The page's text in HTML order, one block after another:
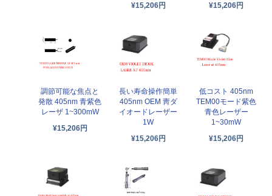
¥15,206円
¥15,206円
調節可能な焦点と
発散 405nm 青紫色
レーザ 1~300mW
¥15,206円
長い寿命操作簡単
405nm OEM 靑ダ
イオードレーザー
1W
¥15,206円
低コスト 405nm
TEM00モード紫色
青色レーザー
1~30mW
¥15,206円